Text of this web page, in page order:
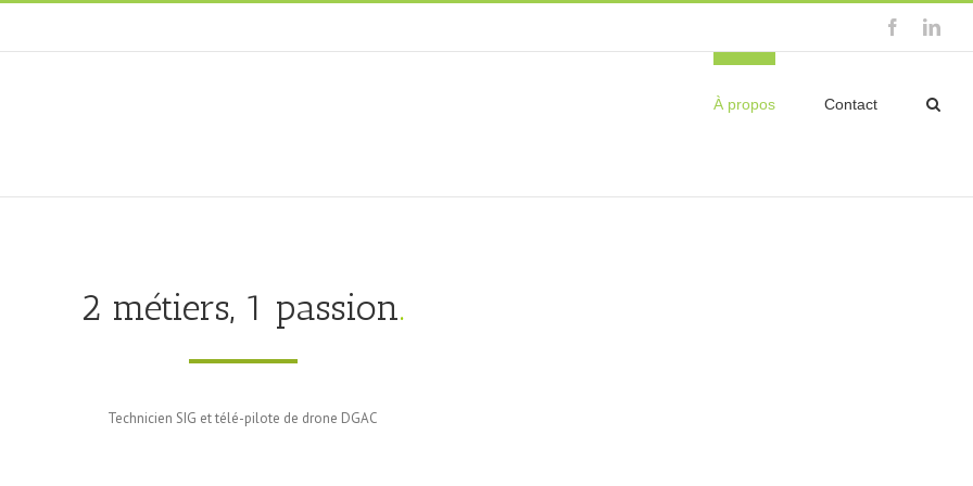
Facebook
À propos Contact
2 métiers, 1 passion.
Technicien SIG et télé-pilote de drone DGAC